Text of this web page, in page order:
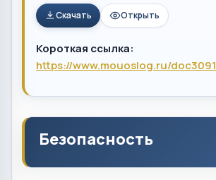
Скачать Открыть
Короткая ссылка:
https://www.mouoslog.ru/doc3091
Безопасность